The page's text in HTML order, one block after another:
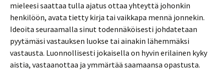
mieleesi saattaa tulla ajatus ottaa yhteyttä johonkin
henkilöön, avata tietty kirja tai vaikkapa mennä jonnekin.
Ideoita seuraamalla sinut todennäköisesti johdatetaan
pyytämäsi vastauksen luokse tai ainakin lähemmäksi
vastausta. Luonnollisesti jokaisella on hyvin erilainen kyky
aistia, vastaanottaa ja ymmärtää saamaansa opastusta.